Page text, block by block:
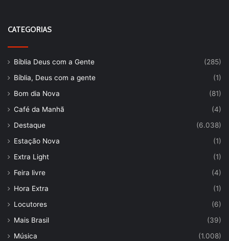
CATEGORIAS
Bíblia Deus com a Gente
(285)
Bíblia, Deus com a gente
(1)
Bom dia Nova
(81)
Café da Manhã
(4)
Destaque
(6.038)
Estação Nova
(1)
Extra Light
(1)
Feira livre
(4)
Hora Extra
(1)
Locutores
(6)
Mais Brasil
(39)
Música
(1.008)